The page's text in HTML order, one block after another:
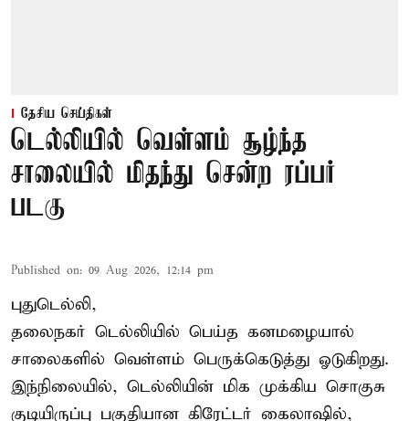
தேசிய செய்திகள்
டெல்லியில் வெள்ளம் சூழ்ந்த
சாலையில் மிதந்து சென்ற ரப்பர்
படகு
Published on: 09 Aug 2026, 12:14 pm
புதுடெல்லி,
தலைநகர் டெல்லியில் பெய்த கனமழையால்
சாலைகளில் வெள்ளம் பெருக்கெடுத்து ஓடுகிறது.
இந்நிலையில், டெல்லியின் மிக முக்கிய சொகுசு
குடியிருப்பு பகுதியான கிரேட்டர் கைலாஷில்,